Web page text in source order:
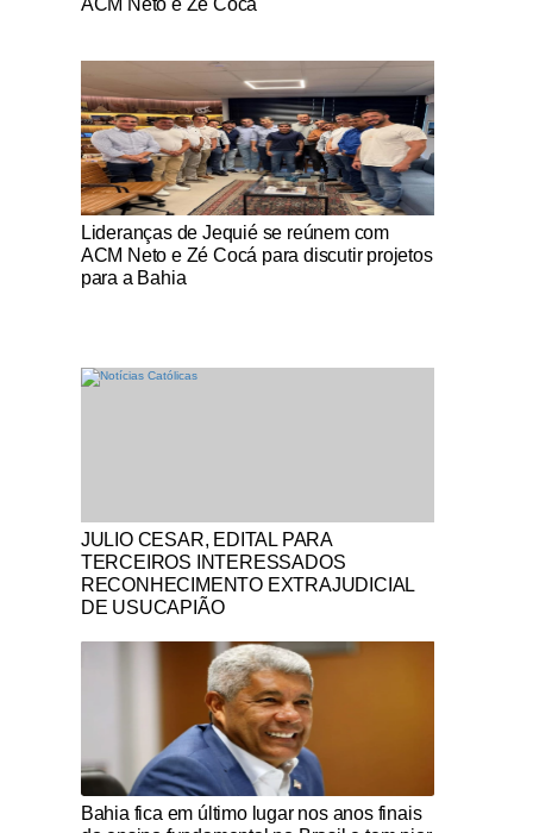
ACM Neto e Zé Cocá
Notícias Católicas
Lideranças de Jequié se reúnem com
ACM Neto e Zé Cocá para discutir projetos
para a Bahia
Notícias Católicas
JULIO CESAR, EDITAL PARA
TERCEIROS INTERESSADOS
RECONHECIMENTO EXTRAJUDICIAL
DE USUCAPIÃO
Notícias Católicas
Bahia fica em último lugar nos anos finais